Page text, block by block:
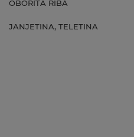
OBORITA RIBA
JANJETINA, TELETINA